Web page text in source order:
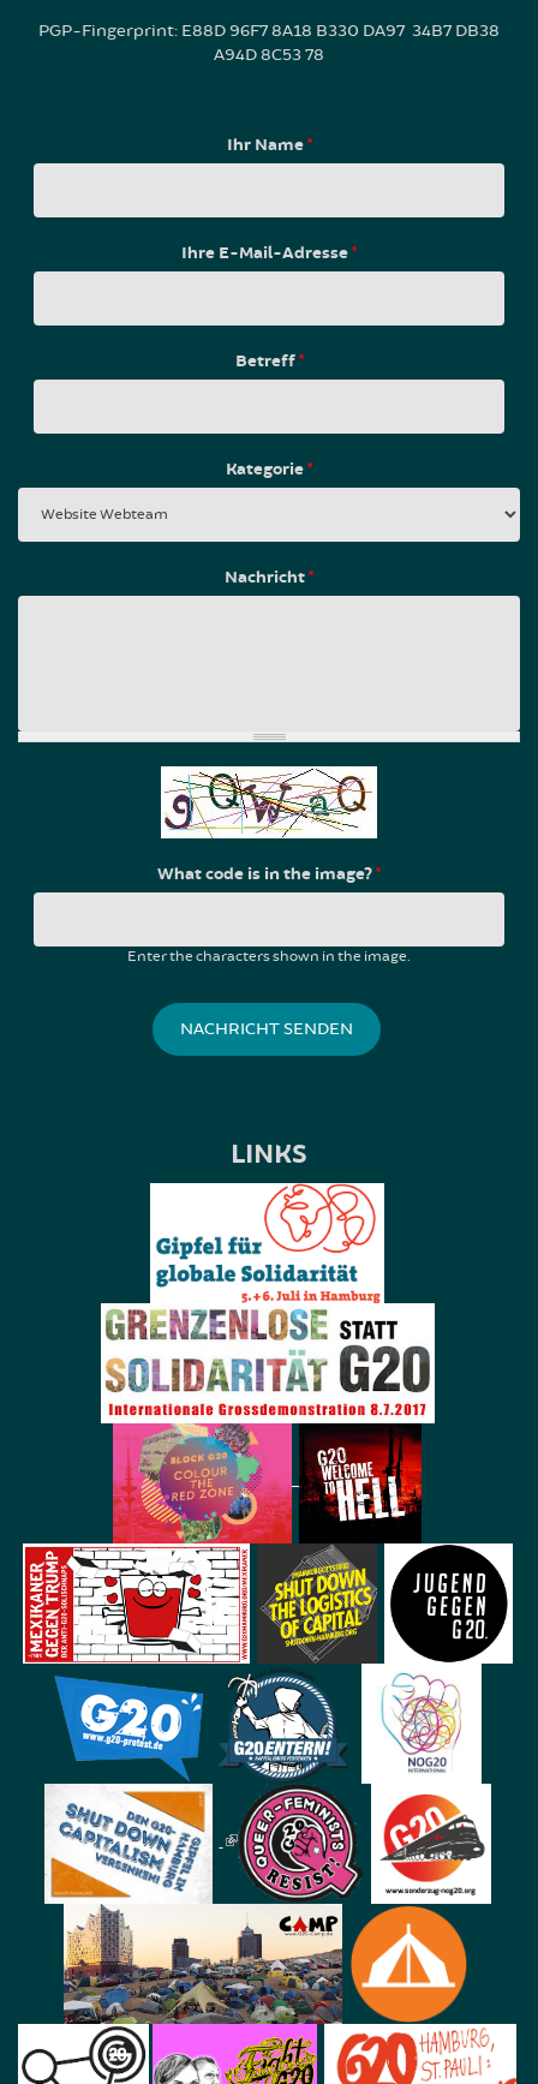
PGP-Fingerprint: E88D 96F7 8A18 B330 DA97 34B7 DB38
A94D 8C53 78
Ihr Name*
Ihre E-Mail-Adresse*
Betreff*
Kategorie*
Nachricht*
What code is in the image?*
Enter the characters shown in the image.
LINKS